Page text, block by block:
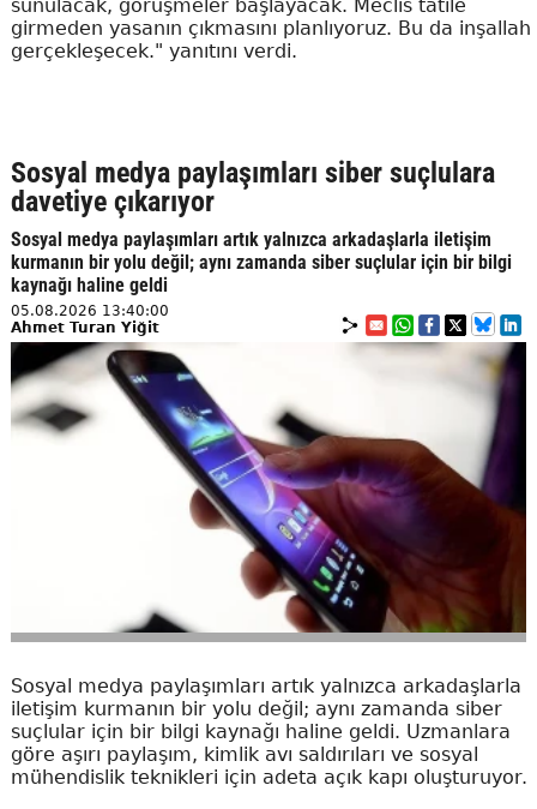
sunulacak, görüşmeler başlayacak. Meclis tatile
girmeden yasanın çıkmasını planlıyoruz. Bu da inşallah
gerçekleşecek." yanıtını verdi.
Sosyal medya paylaşımları siber suçlulara
davetiye çıkarıyor
Sosyal medya paylaşımları artık yalnızca arkadaşlarla iletişim
kurmanın bir yolu değil; aynı zamanda siber suçlular için bir bilgi
kaynağı haline geldi
05.08.2026 13:40:00
Ahmet Turan Yiğit
Sosyal medya paylaşımları artık yalnızca arkadaşlarla
iletişim kurmanın bir yolu değil; aynı zamanda siber
suçlular için bir bilgi kaynağı haline geldi. Uzmanlara
göre aşırı paylaşım, kimlik avı saldırıları ve sosyal
mühendislik teknikleri için adeta açık kapı oluşturuyor.